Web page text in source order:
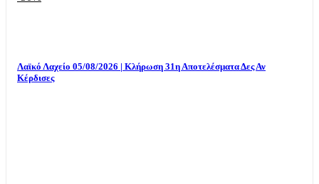
Λαϊκό Λαχείο 05/08/2026 | Κλήρωση 31η Αποτελέσματα Δες Αν
Κέρδισες